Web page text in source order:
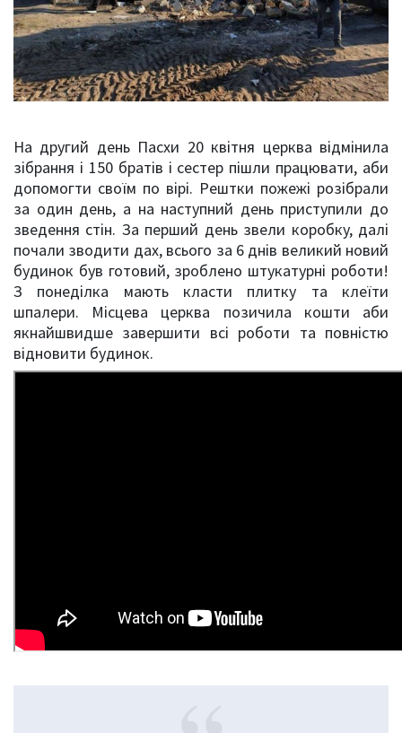
На другий день Пасхи 20 квітня церква відмінила
зібрання і 150 братів і сестер пішли працювати, аби
допомогти своїм по вірі. Рештки пожежі розібрали
за один день, а на наступний день приступили до
зведення стін. За перший день звели коробку, далі
почали зводити дах, всього за 6 днів великий новий
будинок був готовий, зроблено штукатурні роботи!
З понеділка мають класти плитку та клеїти
шпалери. Місцева церква позичила кошти аби
якнайшвидше завершити всі роботи та повністю
відновити будинок.